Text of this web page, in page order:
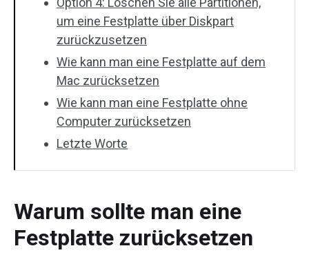
um eine Festplatte über Diskpart
zurückzusetzen
Wie kann man eine Festplatte auf dem
Mac zurücksetzen
Wie kann man eine Festplatte ohne
Computer zurücksetzen
Letzte Worte
Warum sollte man eine
Festplatte zurücksetzen